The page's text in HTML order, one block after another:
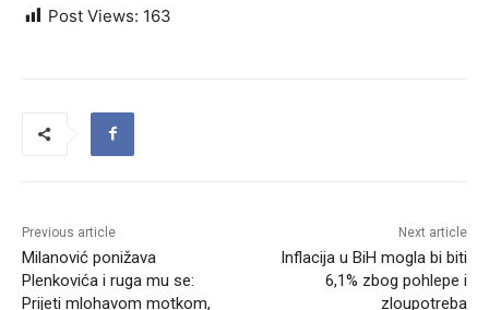
Post Views: 163
Previous article
Milanović ponižava
Plenkovića i ruga mu se:
Prijeti mlohavom motkom,
Next article
Inflacija u BiH mogla bi biti
6,1% zbog pohlepe i
zloupotreba